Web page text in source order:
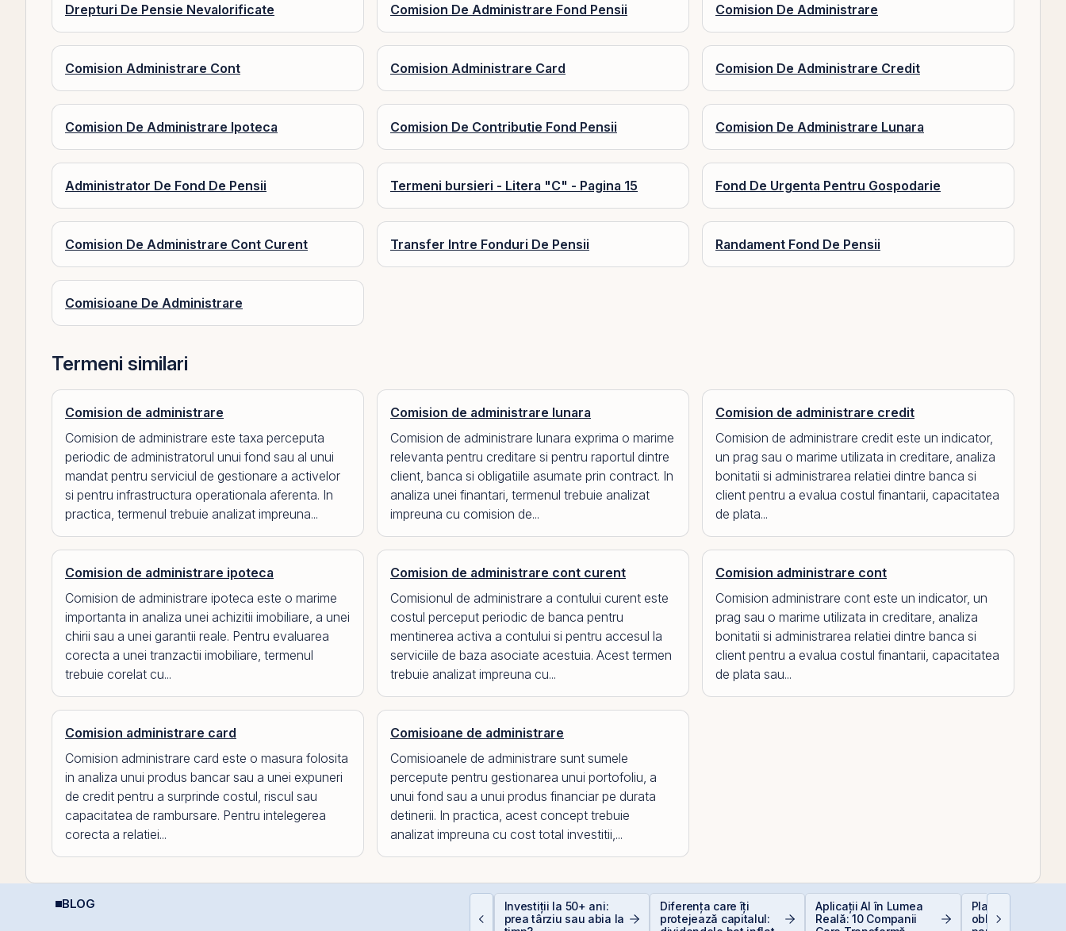
Drepturi De Pensie Nevalorificate Comision De Administrare Fond Pensii Comision De Administrare
Comision Administrare Cont Comision Administrare Card Comision De Administrare Credit
Comision De Administrare Ipoteca Comision De Contributie Fond Pensii Comision De Administrare Lunara
Administrator De Fond De Pensii Termeni bursieri - Litera "C" - Pagina 15 Fond De Urgenta Pentru Gospodarie
Comision De Administrare Cont Curent Transfer Intre Fonduri De Pensii Randament Fond De Pensii
Comisioane De Administrare
Termeni similari
Comision de administrare
Comision de administrare este taxa perceputa
periodic de administratorul unui fond sau al unui
mandat pentru serviciul de gestionare a activelor
si pentru infrastructura operationala aferenta. In
practica, termenul trebuie analizat impreuna...
Comision de administrare lunara
Comision de administrare lunara exprima o marime
relevanta pentru creditare si pentru raportul dintre
client, banca si obligatiile asumate prin contract. In
analiza unei finantari, termenul trebuie analizat
impreuna cu comision de...
Comision de administrare credit
Comision de administrare credit este un indicator,
un prag sau o marime utilizata in creditare, analiza
bonitatii si administrarea relatiei dintre banca si
client pentru a evalua costul finantarii, capacitatea
de plata...
Comision de administrare ipoteca
Comision de administrare ipoteca este o marime
importanta in analiza unei achizitii imobiliare, a unei
chirii sau a unei garantii reale. Pentru evaluarea
corecta a unei tranzactii imobiliare, termenul
trebuie corelat cu...
Comision de administrare cont curent
Comisionul de administrare a contului curent este
costul perceput periodic de banca pentru
mentinerea activa a contului si pentru accesul la
serviciile de baza asociate acestuia. Acest termen
trebuie analizat impreuna cu...
Comision administrare cont
Comision administrare cont este un indicator, un
prag sau o marime utilizata in creditare, analiza
bonitatii si administrarea relatiei dintre banca si
client pentru a evalua costul finantarii, capacitatea
de plata sau...
Comision administrare card
Comision administrare card este o masura folosita
in analiza unui produs bancar sau a unei expuneri
de credit pentru a surprinde costul, riscul sau
capacitatea de rambursare. Pentru intelegerea
corecta a relatiei...
Comisioane de administrare
Comisioanele de administrare sunt sumele
percepute pentru gestionarea unui portofoliu, a
unui fond sau a unui produs financiar pe durata
detinerii. In practica, acest concept trebuie
analizat impreuna cu cost total investitii,...
BLOG
Puterea retail-ului:
Investiții la 50+ ani:
prea târziu sau abia la
Diferența care îți
protejează capitalul:
Aplicații AI în Lumea
Reală: 10 Companii
Plasamentul
obligațiuni